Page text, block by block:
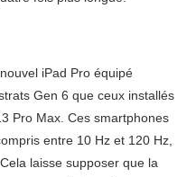
iPad Pro équipé
Gen 6 que ceux installés
Pro Max. Ces smartphones
entre 10 Hz et 120 Hz,
laisse supposer que la